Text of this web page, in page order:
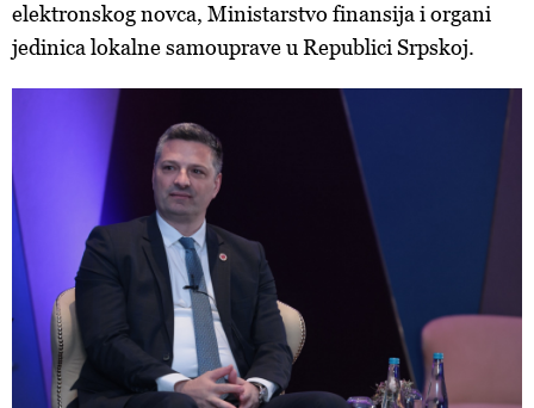
elektronskog novca, Ministarstvo finansija i organi
jedinica lokalne samouprave u Republici Srpskoj.